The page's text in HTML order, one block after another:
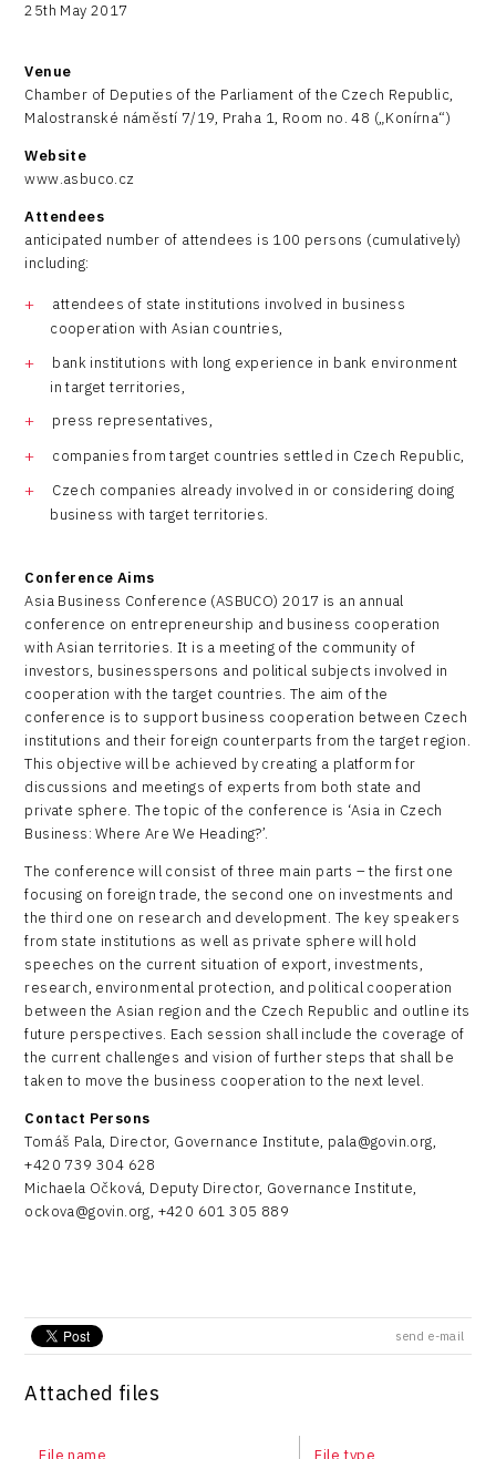
25th May 2017
Venue
Chamber of Deputies of the Parliament of the Czech Republic,
Malostranské náměstí 7/19, Praha 1, Room no. 48 („Konírna“)
Website
www.asbuco.cz
Attendees
anticipated number of attendees is 100 persons (cumulatively)
including:
attendees of state institutions involved in business
cooperation with Asian countries,
bank institutions with long experience in bank environment
in target territories,
press representatives,
companies from target countries settled in Czech Republic,
Czech companies already involved in or considering doing
business with target territories.
Conference Aims
Asia Business Conference (ASBUCO) 2017 is an annual
conference on entrepreneurship and business cooperation
with Asian territories. It is a meeting of the community of
investors, businesspersons and political subjects involved in
cooperation with the target countries. The aim of the
conference is to support business cooperation between Czech
institutions and their foreign counterparts from the target region.
This objective will be achieved by creating a platform for
discussions and meetings of experts from both state and
private sphere. The topic of the conference is ‘Asia in Czech
Business: Where Are We Heading?’.
The conference will consist of three main parts – the first one
focusing on foreign trade, the second one on investments and
the third one on research and development. The key speakers
from state institutions as well as private sphere will hold
speeches on the current situation of export, investments,
research, environmental protection, and political cooperation
between the Asian region and the Czech Republic and outline its
future perspectives. Each session shall include the coverage of
the current challenges and vision of further steps that shall be
taken to move the business cooperation to the next level.
Contact Persons
Tomáš Pala, Director, Governance Institute, pala@govin.org,
+420 739 304 628
Michaela Očková, Deputy Director, Governance Institute,
ockova@govin.org, +420 601 305 889
send e-mail
Attached files